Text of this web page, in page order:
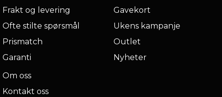
Frakt og levering
Ofte stilte spørsmål
Prismatch
Garanti
Gavekort
Ukens kampanje
Outlet
Nyheter
Om oss
Kontakt oss